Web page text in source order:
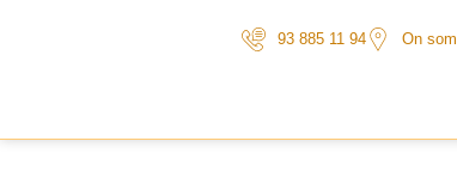
93 885 11 94 On som